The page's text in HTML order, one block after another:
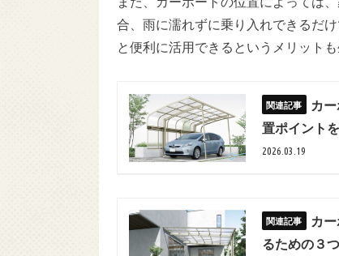
合、雨に濡れずに乗り入れできるだ
と便利に活用できるというメリットも
カ
置ポイント
2026.03.19
カ
るための３